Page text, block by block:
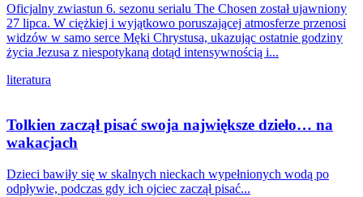
Oficjalny zwiastun 6. sezonu serialu The Chosen został ujawniony
27 lipca. W ciężkiej i wyjątkowo poruszającej atmosferze przenosi
widzów w samo serce Męki Chrystusa, ukazując ostatnie godziny
życia Jezusa z niespotykaną dotąd intensywnością i...
literatura
Tolkien zaczął pisać swoja największe dzieło… na
wakacjach
Dzieci bawiły się w skalnych nieckach wypełnionych wodą po
odpływie, podczas gdy ich ojciec zaczął pisać...